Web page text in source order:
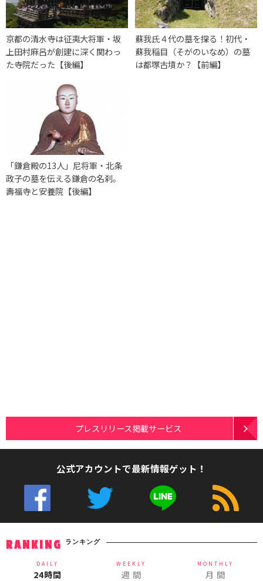
京都の清水寺は征夷大将軍・坂
上田村麻呂が創建に深く関わっ
た寺院だった【後編】
蘇我氏４代の墓を探る！初代・
蘇我稲目（そがのいなめ）の墓
は都塚古墳か？【前編】
「鎌倉殿の13人」尼将軍・北条
政子の墓を伝える鎌倉の名刹。
壽福寺と安養院【後編】
プレスリリース掲載サービス
公式アカウントで最新情報ゲット！
RANKING ランキング
DAILY
24時間
WEEKLY
週 間
MONTHLY
月 間